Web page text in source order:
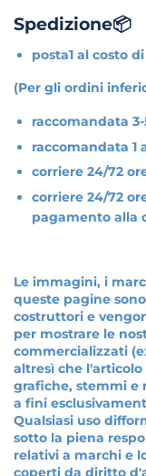
Spedizione📦
posta1 al costo
(Per gli ordini
raccomandata
raccomandata 1
corriere 24/72
corriere 24/72
pagamento alla
Le immagini, i
queste pagine
costruttori e
per mostrare le
commercializzati
altresì che
grafiche, stemmi e
a fini
Qualsiasi uso
sotto la piena
relativi a marchi e
coperti da diritto